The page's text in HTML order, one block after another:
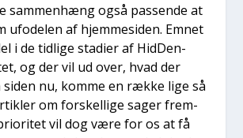
sam­men­hæng også pas­sen­de at
ufo­de­len af hjem­mesi­den. Emnet
i de tid­li­ge sta­di­er af Hid­Den­
og der vil ud over, hvad der
nu, kom­me en ræk­ke lige så
om for­skel­li­ge sager frem­
vil dog være for os at få